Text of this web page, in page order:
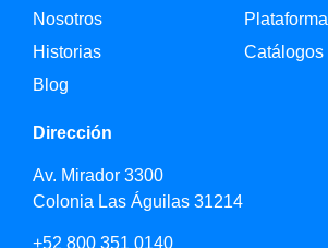
Nosotros
Historias
Blog
Plataforma
Catálogos
Dirección
Av. Mirador 3300
Colonia Las Águilas 31214
+52 800 351 0140